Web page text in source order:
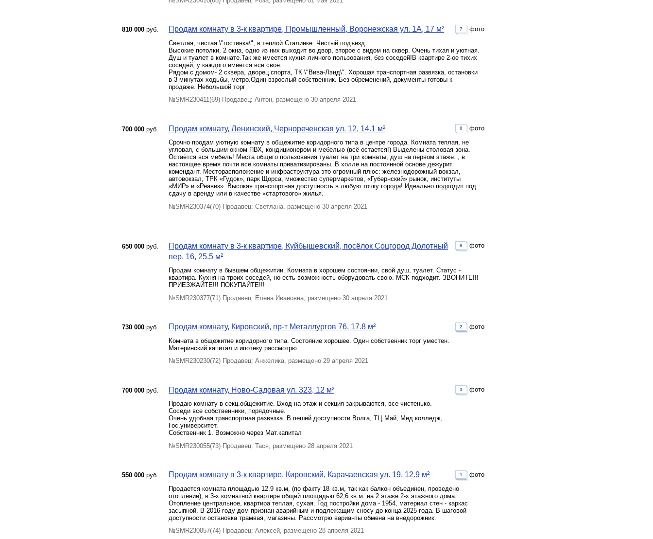
810 000 руб. Продам комнату в 3-к квартире, Промышленный, Воронежская ул. 1А, 17 м²
Светлая, чистая \"гостинка\", в теплой Сталинке. Чистый подъезд.
Высокие потолки, 2 окна, одно из них выходит во двор, второе с видом на сквер. Очень тихая и уютная.
Душ и туалет в комнате.Так же имеется кухня личного пользования, без соседей!В квартире 2-ое тихих
соседей, у каждого имеется все свое.
Рядом с домом- 2 сквера, дворец спорта, ТК \"Вива-Лэнд\". Хорошая транспортная развязка, остановки
в 3 минутах ходьбы, метро.Один взрослый собственник. Без обременений, документы готовы к
продаже. Небольшой торг
7 фото
№SMR230411(69) Продавец: Антон, размещено 30 апреля 2021
700 000 руб. Продам комнату, Ленинский, Чернореченская ул. 12, 14.1 м²
Срочно продам уютную комнату в общежитие коридорного типа в центре города. Комната теплая, не
угловая, с большим окном ПВХ, кондиционером и мебелью (всё остается!) Выделены столовая зона.
Остаётся вся мебель! Места общего пользования туалет на три комнаты, душ на первом этаже. , в
настоящее время почти все комнаты приватизированы. В холле на постоянной основе дежурит
комендант. Месторасположение и инфраструктура это огромный плюс: железнодорожный вокзал,
автовокзал, ТРК «Гудок», парк Щорса, множество супермаркетов, «Губернский» рынок, институты
«МИР» и «Реавиз». Высокая транспортная доступность в любую точку города! Идеально подходит под
сдачу в аренду или в качестве «стартового» жилья.
0 фото
№SMR230374(70) Продавец: Светлана, размещено 30 апреля 2021
650 000 руб.
Продам комнату в 3-к квартире, Куйбышевский, посёлок Соцгород Долотный
пер. 16, 25.5 м²
Продам комнату в бывшем общежитии. Комната в хорошем состоянии, свой душ, туалет. Статус -
квартира. Кухня на троих соседей, но есть возможность оборудовать свою. МСК подходит. ЗВОНИТЕ!!!
ПРИЕЗЖАЙТЕ!!! ПОКУПАЙТЕ!!!
6 фото
№SMR230377(71) Продавец: Елена Ивановна, размещено 30 апреля 2021
730 000 руб. Продам комнату, Кировский, пр-т Металлургов 76, 17.8 м²
Комната в общежитие коридорного типа. Состояние хорошее. Один собственник торг уместен.
Материнский капитал и ипотеку рассмотрю.
2 фото
№SMR230230(72) Продавец: Анжелика, размещено 29 апреля 2021
700 000 руб. Продам комнату, Ново-Садовая ул. 323, 12 м²
Продаю комнату в секц.общежитие. Вход на этаж и секция закрываются, все чистенько.
Соседи все собственники, порядочные.
Очень удобная транспортная развязка. В пешей доступности Волга, ТЦ Май, Мед.колледж,
Гос.университет.
Собственник 1. Возможно через Мат.капитал
3 фото
№SMR230055(73) Продавец: Тася, размещено 28 апреля 2021
550 000 руб. Продам комнату в 3-к квартире, Кировский, Карачаевская ул. 19, 12.9 м²
Продается комната площадью 12.9 кв.м, (по факту 18 кв.м, так как балкон объединен, проведено
отопление), в 3-х комнатной квартире общей площадью 62,6 кв.м. на 2 этаже 2-х этажного дома.
Отопление центральное, квартира теплая, сухая. Год постройки дома - 1954, материал стен - каркас
засыпной. В 2016 году дом признан аварийным и подлежащим сносу до конца 2025 года. В шаговой
доступности остановка трамвая, магазины. Рассмотрю варианты обмена на внедорожник.
1 фото
№SMR230057(74) Продавец: Алексей, размещено 28 апреля 2021